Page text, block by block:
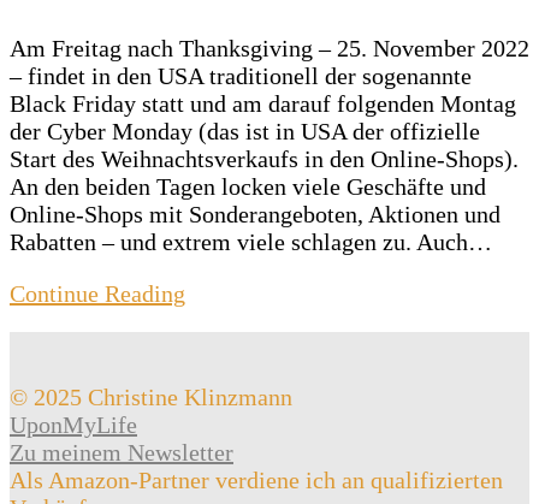
Am Freitag nach Thanksgiving – 25. November 2022
– findet in den USA traditionell der sogenannte
Black Friday statt und am darauf folgenden Montag
der Cyber Monday (das ist in USA der offizielle
Start des Weihnachtsverkaufs in den Online-Shops).
An den beiden Tagen locken viele Geschäfte und
Online-Shops mit Sonderangeboten, Aktionen und
Rabatten – und extrem viele schlagen zu. Auch…
Continue Reading
© 2025 Christine Klinzmann
UponMyLife
Zu meinem Newsletter
Als Amazon-Partner verdiene ich an qualifizierten